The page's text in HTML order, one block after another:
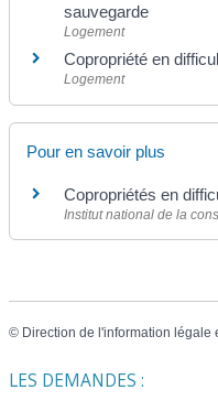
sauvegarde
Logement
Copropriété en
Logement
Pour en savoir plus
Copropriétés en
Institut national de la
© Direction de l'information légale
LES DEMANDES :